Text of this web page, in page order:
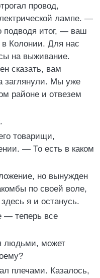
провод,
лампе. —
подводя итог, — ваш
в Колонии. Для нас
на выживание.
сказать, вам
заглянули. Мы уже
районе и отвезем
товарищи,
— То есть в каком
но вынужден
по своей воле,
я и останусь.
— теперь все
людьми, может
плечами. Казалось,